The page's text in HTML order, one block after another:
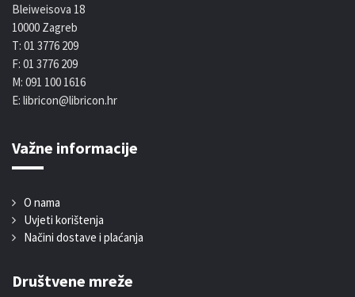
Bleiweisova 18
10000 Zagreb
T: 01 3776 209
F: 01 3776 209
M: 091 100 1616
E: libricon@libricon.hr
Važne informacije
O nama
Uvjeti korištenja
Načini dostave i plaćanja
Društvene mreže